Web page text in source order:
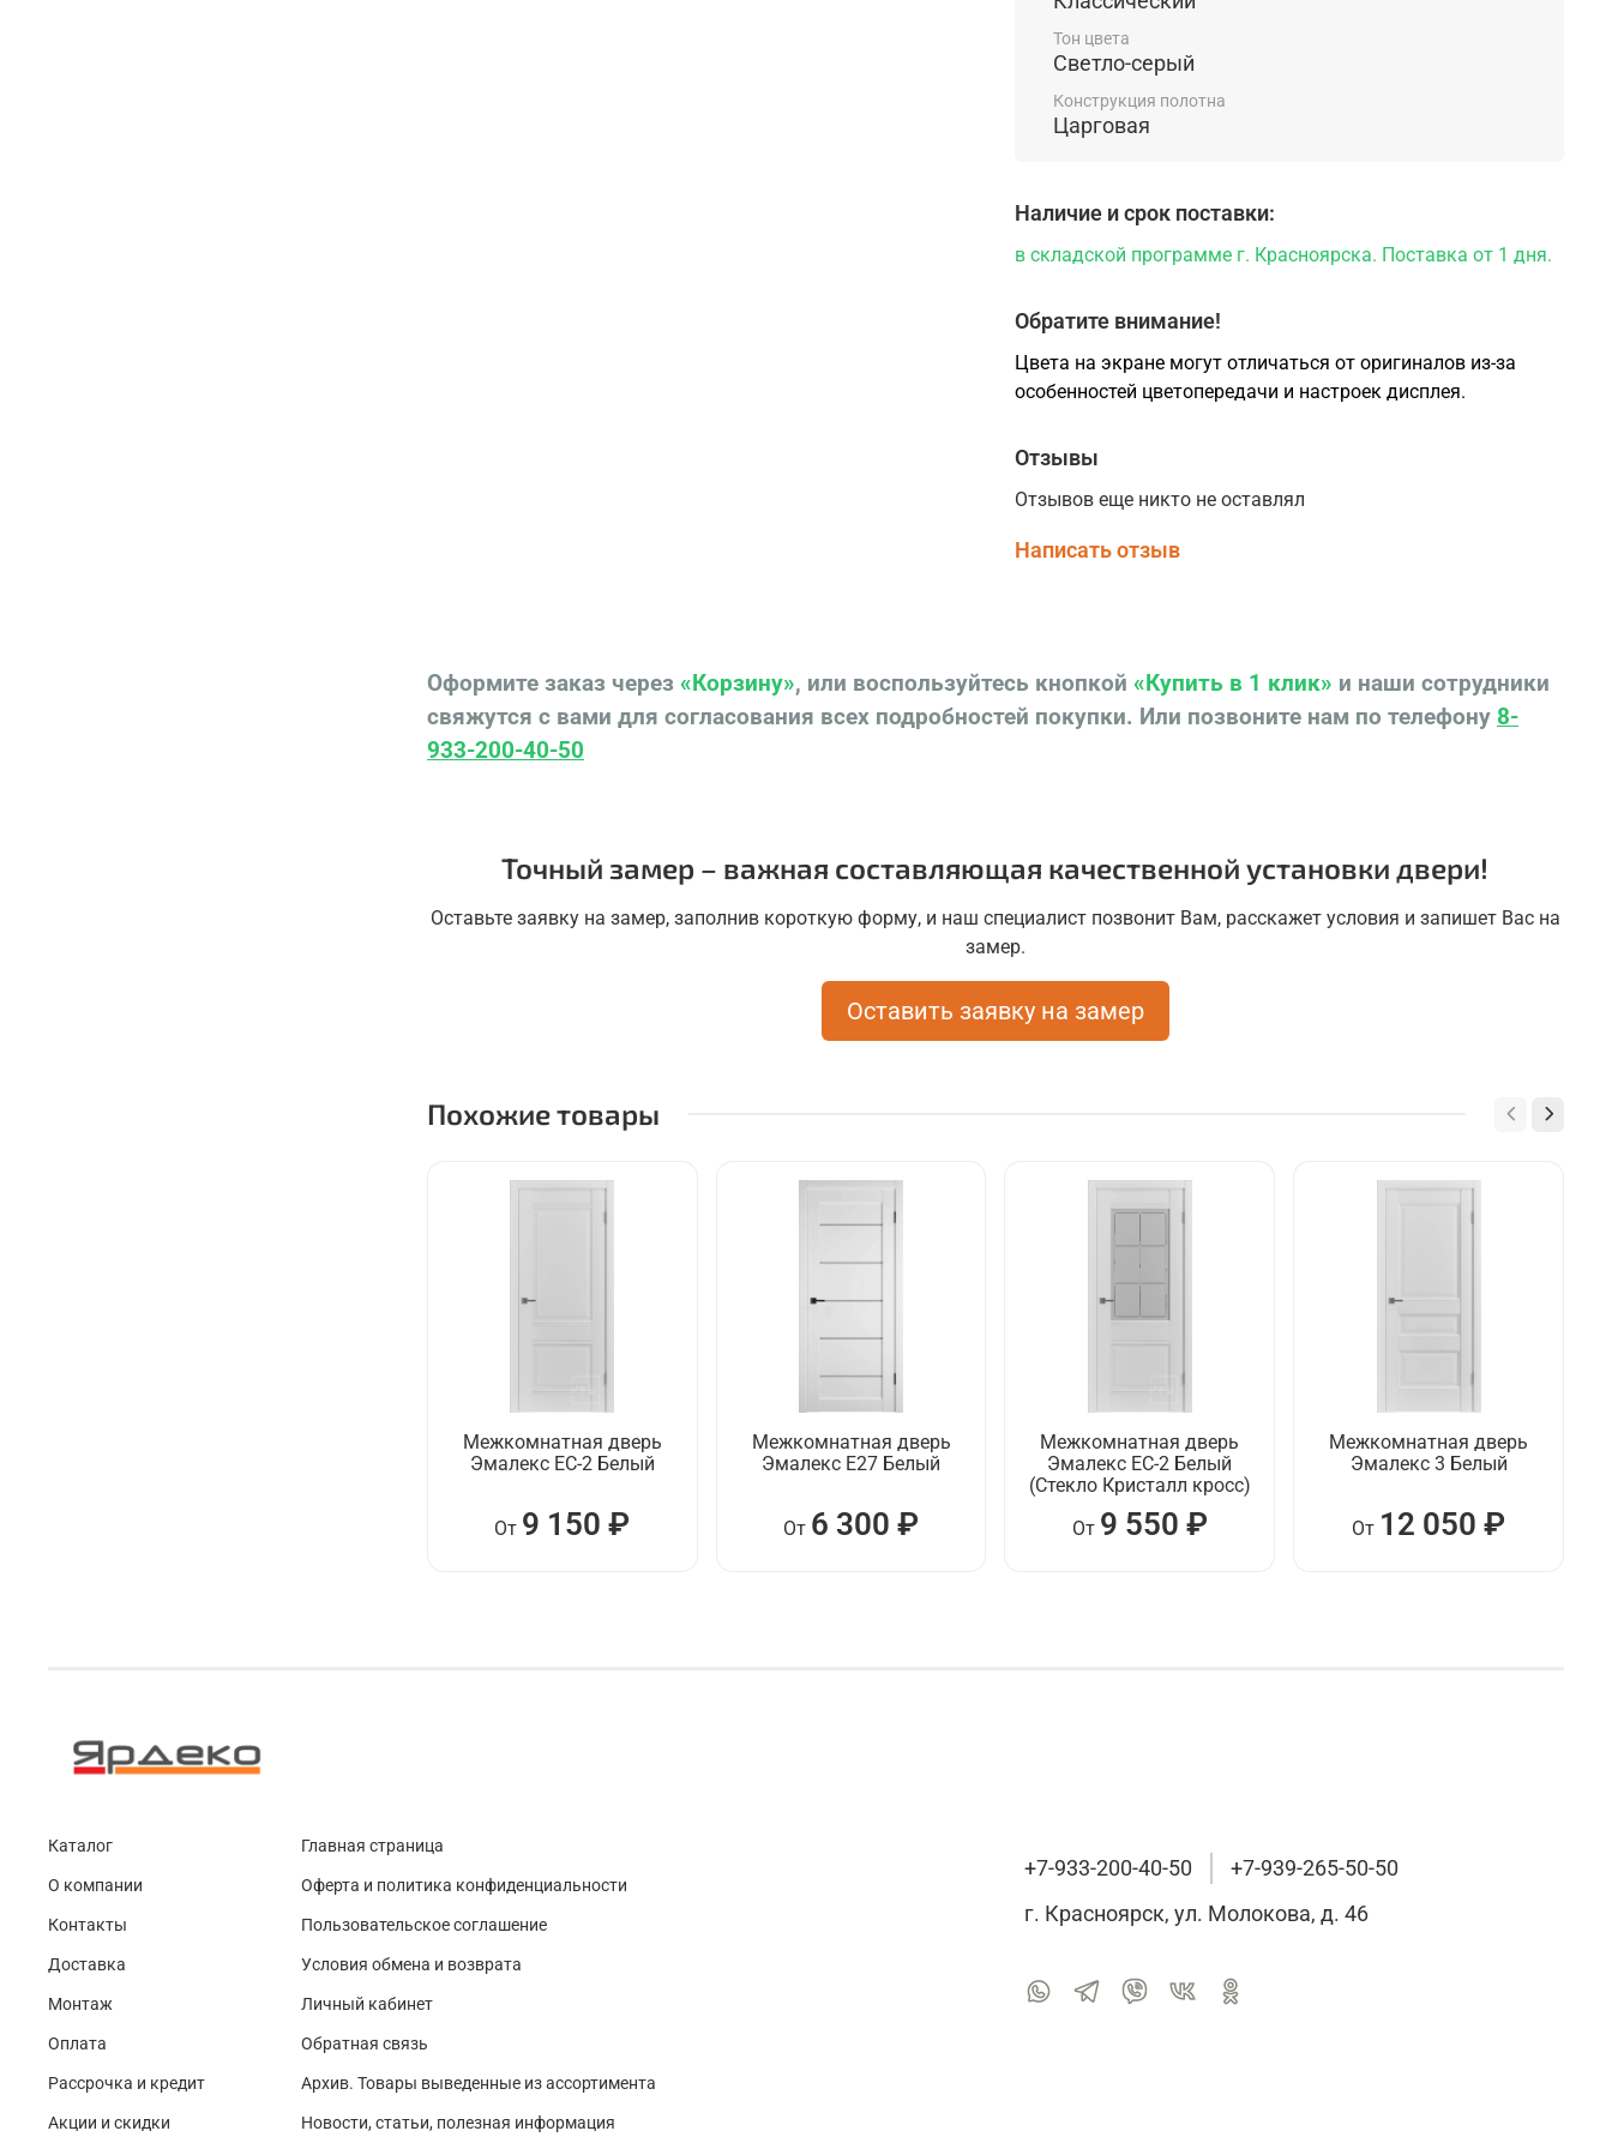
компании "Ярдеко".
Тон цвета
Светло-серый
Конструкция полотна
Царговая
Наличие и срок поставки:
в складской программе г. Красноярска. Поставка от 1 дня.
Обратите внимание!
Цвета на экране могут отличаться от оригиналов из-за
особенностей цветопередачи и настроек дисплея.
Отзывы
Отзывов еще никто не оставлял
Написать отзыв
Оформите заказ через «Корзину», или воспользуйтесь кнопкой «Купить в 1 клик» и наши сотрудники
свяжутся с вами для согласования всех подробностей покупки. Или позвоните нам по телефону 8-
933-200-40-50
Точный замер – важная составляющая качественной установки двери!
Оставьте заявку на замер, заполнив короткую форму, и наш специалист позвонит Вам, расскажет условия и запишет Вас на
замер.
Оставить заявку на замер
Похожие товары
Межкомнатная дверь
Эмалекс ЕC-2 Белый
От 9 150 ₽
Межкомнатная дверь
Эмалекс E27 Белый
От 6 300 ₽
Межкомнатная дверь
Эмалекс ЕC-2 Белый
(Стекло Кристалл кросс)
От 9 550 ₽
Межкомнатная дверь
Эмалекс 3 Белый
От 12 050 ₽
Каталог
О компании
Контакты
Доставка
Монтаж
Оплата
Рассрочка и кредит
Акции и скидки
Главная страница
Оферта и политика конфиденциальности
Пользовательское соглашение
Условия обмена и возврата
Личный кабинет
Обратная связь
Архив. Товары выведенные из ассортимента
Новости, статьи, полезная информация
+7-933-200-40-50
+7-939-265-50-50
г. Красноярск, ул. Молокова, д. 46